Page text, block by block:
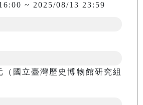
~ 2025/08/13 23:59
（國立臺灣歷史博物館研究組